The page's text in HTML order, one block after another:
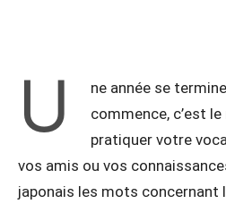
U
ne année se
commence, c’est
pratiquer votre
vos amis ou vos
japonais les mots concernant